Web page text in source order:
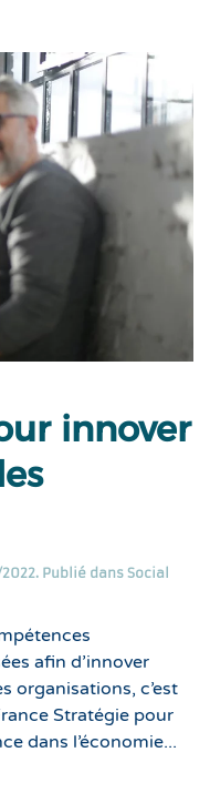
innover
. Publié dans Social
afin d’innover
organisations, c’est
Stratégie pour
dans l’économie...